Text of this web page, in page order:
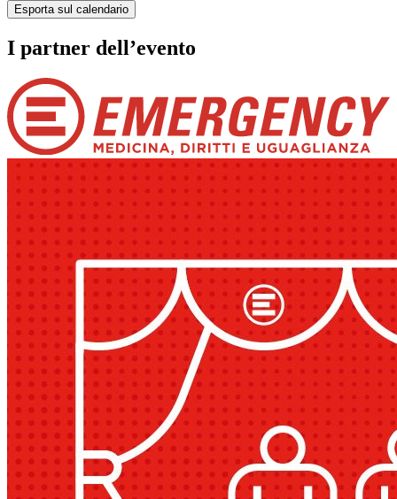
Esporta sul calendario
I partner dell’evento